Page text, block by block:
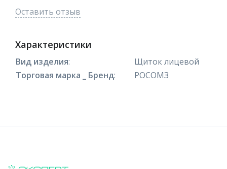
Оставить отзыв
Характеристики
Вид изделия:
Щиток лицевой
Торговая марка _ Бренд: РОСОМЗ